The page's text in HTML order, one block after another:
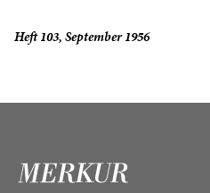
Heft 103, September 1956